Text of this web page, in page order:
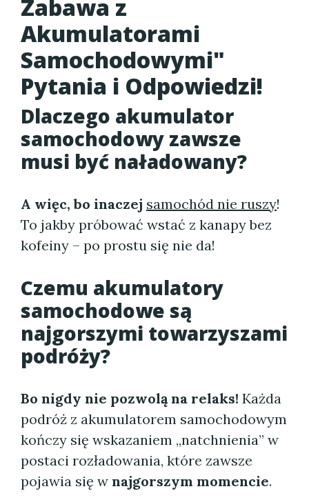
Zabawa z
Akumulatorami
Samochodowymi"
Pytania i Odpowiedzi!
Dlaczego akumulator
samochodowy zawsze
musi być naładowany?
A więc, bo inaczej samochód nie ruszy!
To jakby próbować wstać z kanapy bez
kofeiny – po prostu się nie da!
Czemu akumulatory
samochodowe są
najgorszymi towarzyszami
podróży?
Bo nigdy nie pozwolą na relaks! Każda
podróż z akumulatorem samochodowym
kończy się wskazaniem „natchnienia” w
postaci rozładowania, które zawsze
pojawia się w najgorszym momencie.